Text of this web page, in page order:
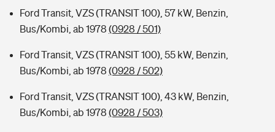
Ford Transit, VZS (TRANSIT 100), 57 kW, Benzin,
Bus/Kombi, ab 1978 (0928 / 501)
Ford Transit, VZS (TRANSIT 100), 55 kW, Benzin,
Bus/Kombi, ab 1978 (0928 / 502)
Ford Transit, VZS (TRANSIT 100), 43 kW, Benzin,
Bus/Kombi, ab 1978 (0928 / 503)